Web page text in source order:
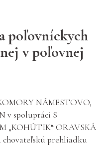
poľovníckych
v poľovnej
NÁMESTOVO,
v spolupráci S
„KOHÚTIK“ ORAVSKÁ
chovateľskú prehliadku